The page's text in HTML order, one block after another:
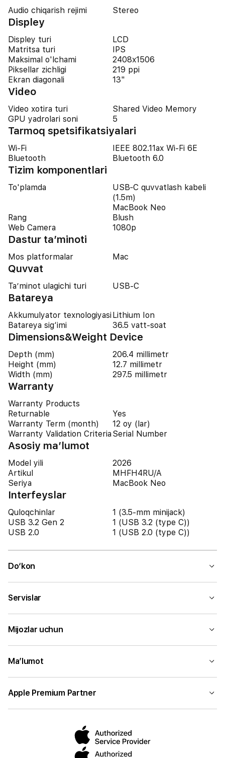
Audio chiqarish rejimi Stereo
Displey
Displey turi
LCD
Matritsa turi
IPS
Maksimal o'lchami
2408x1506
Piksellar zichligi
219 ppi
Ekran diagonali
13"
Video
Video xotira turi
Shared Video Memory
GPU yadrolari soni
5
Tarmoq spetsifikatsiyalari
Wi-Fi
IEEE 802.11ax Wi-Fi 6E
Bluetooth
Bluetooth 6.0
Tizim komponentlari
To'plamda
USB‐C quvvatlash kabeli
(1.5m)
MacBook Neo
Rang
Blush
Web Camera
1080p
Dastur ta’minoti
Mos platformalar Mac
Quvvat
Ta’minot ulagichi turi USB-C
Batareya
Akkumulyator texnologiyasi Lithium Ion
Batareya sig‘imi
36.5 vatt-soat
Dimensions&Weight Device
Depth (mm)
206.4 millimetr
Height (mm)
12.7 millimetr
Width (mm)
297.5 millimetr
Warranty
Warranty Products
Returnable
Yes
Warranty Term (month)
12 oy (lar)
Warranty Validation Criteria Serial Number
Asosiy ma’lumot
Model yili
2026
Artikul
MHFH4RU/A
Seriya
MacBook Neo
Interfeyslar
Quloqchinlar
1 (3.5-mm minijack)
USB 3.2 Gen 2
1 (USB 3.2 (type C))
USB 2.0
1 (USB 2.0 (type C))
Do‘kon
Servislar
Mijozlar uchun
Ma’lumot
Apple Premium Partner